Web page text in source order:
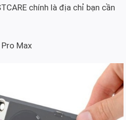
chính là địa chỉ bạn cần
Max